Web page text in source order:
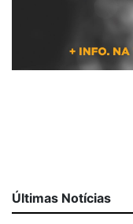
Últimas Notícias